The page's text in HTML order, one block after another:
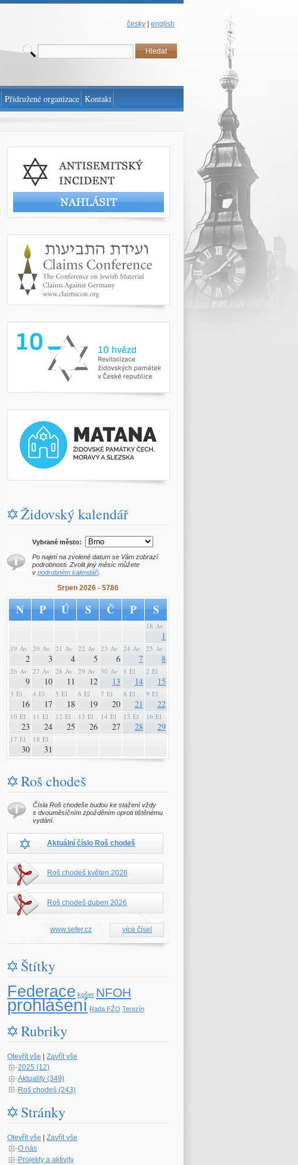
česky english
Židovský kalendář
Vybrané město:
Po najetí na zvolené datum se Vám zobrazí
podrobnosti. Zvolit jiný měsíc můžete
v podrobném kalendáři.
Srpen 2026 - 5786
N P Ú S Č P S
18 Av
1
19 Av
2
20 Av
3
21 Av
4
22 Av
5
23 Av
6
24 Av
7
25 Av
8
26 Av
9
27 Av
10
28 Av
11
29 Av
12
30 Av
13
1 El
14
2 El
15
3 El
16
4 El
17
5 El
18
6 El
19
7 El
20
8 El
21
9 El
22
10 El
23
11 El
24
12 El
25
13 El
26
14 El
27
15 El
28
16 El
29
17 El
30
18 El
31
Roš chodeš
Čísla Roš chodeše budou ke stažení vždy
s dvouměsíčním zpožděním oproti tištěnému
vydání.
Aktuální číslo Roš chodeš
Roš chodeš květen 2026
Roš chodeš duben 2026
www.sefer.cz více čísel
Štítky
Federace košer NFOH
prohlášení Rada FŽO Terezín
Rubriky
Otevřít vše
Zavřít vše
2025 (12)
Aktuality (349)
Roš chodeš (243)
Stránky
Otevřít vše
Zavřít vše
O nás
Projekty a aktivity
Přidružené organizace Kontakt